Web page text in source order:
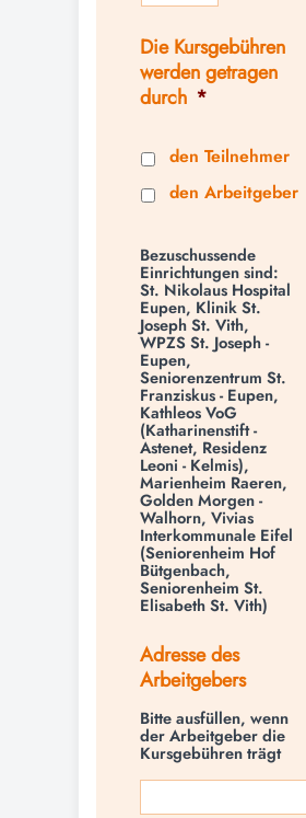
Die Kursgebühren
werden getragen
durch *
den Teilnehmer
den Arbeitgeber
Bezuschussende
Einrichtungen sind:
St. Nikolaus Hospital
Eupen, Klinik St.
Joseph St. Vith,
WPZS St. Joseph -
Eupen,
Seniorenzentrum St.
Franziskus - Eupen,
Kathleos VoG
(Katharinenstift -
Astenet, Residenz
Leoni - Kelmis),
Marienheim Raeren,
Golden Morgen -
Walhorn, Vivias
Interkommunale Eifel
(Seniorenheim Hof
Bütgenbach,
Seniorenheim St.
Elisabeth St. Vith)
Adresse des
Arbeitgebers
Bitte ausfüllen, wenn
der Arbeitgeber die
Kursgebühren trägt